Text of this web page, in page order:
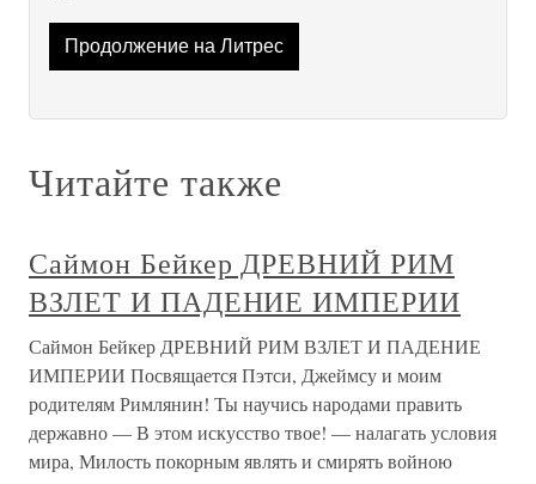
Продолжение на Литрес
Читайте также
Саймон Бейкер ДРЕВНИЙ РИМ
ВЗЛЕТ И ПАДЕНИЕ ИМПЕРИИ
Саймон Бейкер ДРЕВНИЙ РИМ ВЗЛЕТ И ПАДЕНИЕ
ИМПЕРИИ Посвящается Пэтси, Джеймсу и моим
родителям Римлянин! Ты научись народами править
державно — В этом искусство твое! — налагать условия
мира, Милость покорным являть и смирять войною